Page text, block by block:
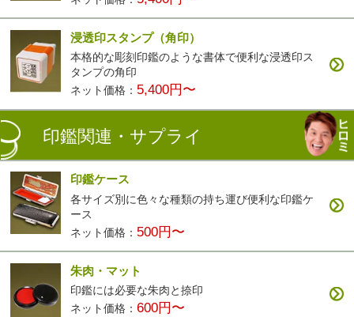
浸透印スタンプ（角印）
本格的な彫刻印鑑のような書体で便利な浸透印ス
タンプの角印
ネット価格： 5,400円〜
印鑑関連・サプライ
印鑑ケース
各サイズ別に色々な種類の持ち運び便利な印鑑ケ
ース
ネット価格： 500円〜
朱肉・マット
印鑑には必要な朱肉と捺印
ネット価格：600円〜